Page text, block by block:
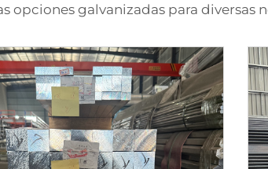
opciones galvanizadas para diversas